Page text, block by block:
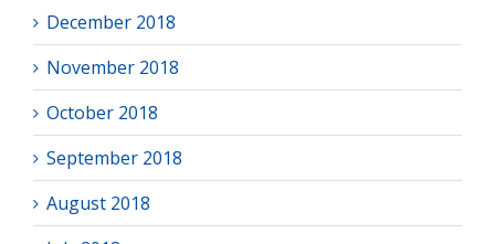
December 2018
November 2018
October 2018
September 2018
August 2018